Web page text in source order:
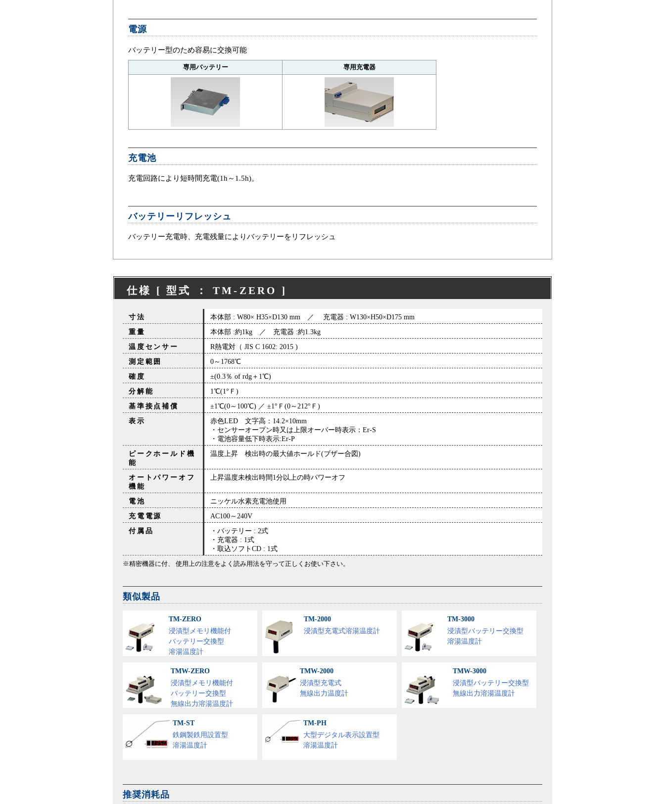
電源
バッテリー型のため容易に交換可能
専用バッテリー 専用充電器
充電池
充電回路により短時間充電(1h～1.5h)。
バッテリーリフレッシュ
バッテリー充電時、充電残量によりバッテリーをリフレッシュ
仕様 [ 型式 ： TM-ZERO ]
寸法
本体部 : W80× H35×D130 mm ／ 充電器 : W130×H50×D175 mm
重量
本体部 :約1kg ／ 充電器 :約1.3kg
温度センサー
R熱電対（ JIS C 1602: 2015 )
測定範囲
0～1768℃
確度
±(0.3％ of rdg＋1℃)
分解能
1℃(1°Ｆ)
基準接点補償
±1℃(0～100℃) ／ ±1°Ｆ(0～212°Ｆ)
表示
赤色LED 文字高：14.2×10mm
・センサーオープン時又は上限オーバー時表示：Er-S
・電池容量低下時表示:Er-P
ピークホールド機
能
温度上昇 検出時の最大値ホールド(ブザー合図)
オートパワーオフ
機能
上昇温度未検出時間1分以上の時パワーオフ
電池
ニッケル水素充電池使用
充電電源
AC100～240V
付属品
・バッテリー : 2式
・充電器 : 1式
・取込ソフトCD : 1式
※精密機器に付、 使用上の注意をよく読み用法を守って正しくお使い下さい。
類似製品
TM-ZERO
浸漬型メモリ機能付
バッテリー交換型
溶湯温度計
TM-2000
浸漬型充電式溶湯温度計
TM-3000
浸漬型バッテリー交換型
溶湯温度計
TMW-ZERO
浸漬型メモリ機能付
バッテリー交換型
無線出力溶湯温度計
TMW-2000
浸漬型充電式
無線出力温度計
TMW-3000
浸漬型バッテリー交換型
無線出力溶湯温度計
TM-ST
鉄鋼製鉄用設置型
溶湯温度計
TM-PH
大型デジタル表示設置型
溶湯温度計
推奨消耗品